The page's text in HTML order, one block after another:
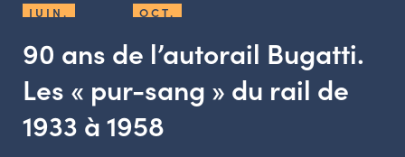
NEWSLETTERS
Nous connaître
JUIN. OCT.
90 ans de l’autorail Bugatti.
Les « pur-sang » du rail de
1933 à 1958